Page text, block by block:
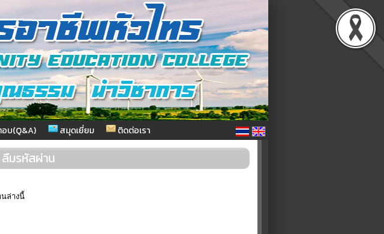
บ(Q&A) สมุดเยี่ยม ติดต่อเรา
ลืมรหัสผ่าน
ล่างนี้